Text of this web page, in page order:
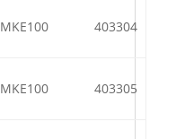
MKE100 403304
MKE100 403305